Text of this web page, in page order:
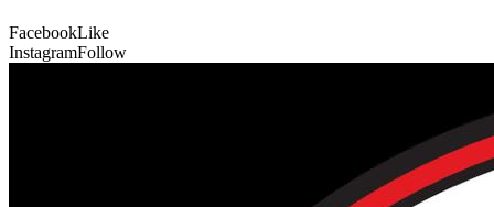
FacebookLike
InstagramFollow